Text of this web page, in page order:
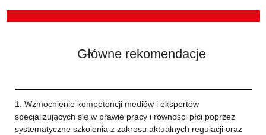
Główne rekomendacje
1. Wzmocnienie kompetencji mediów i ekspertów
specjalizujących się w prawie pracy i równości płci poprzez
systematyczne szkolenia z zakresu aktualnych regulacji oraz